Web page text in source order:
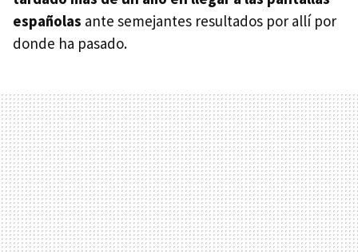
españolas ante semejantes resultados por allí por
donde ha pasado.